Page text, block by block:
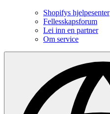
Shopifys hjelpesenter
Fellesskapsforum
Lei inn en partner
Om service